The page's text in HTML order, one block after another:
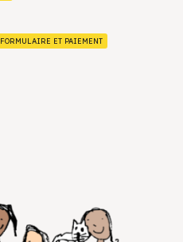
FORMULAIRE ET PAIEMENT